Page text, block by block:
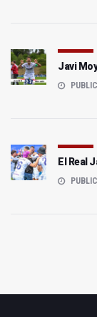
Javi
El Real